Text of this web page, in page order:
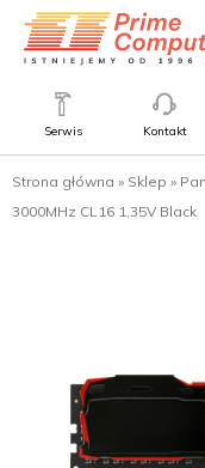
Serwis Kontakt
Strona główna » Sklep »
3000MHz CL16 1,35V Black